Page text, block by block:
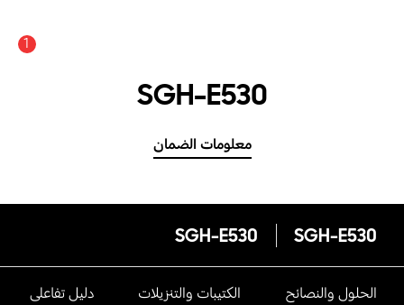
1
SGH-E530
معلومات الضمان
SGH-E530
SGH-E530
الحلول والنصائح الكتيبات والتنزيلات دليل تفاعلى